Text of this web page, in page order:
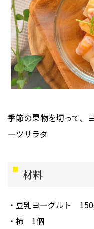
季節の果物を切って、
ーツサラダ
材料
豆乳ヨーグルト
柿
1個